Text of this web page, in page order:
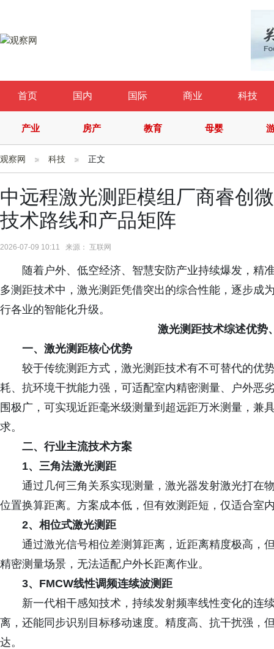
首页 国内 国际 商业 科技
产业 房产 教育 母婴
观察网 科技 正文
中远程激光测距模组厂商睿创
技术路线和产品矩阵
2026-07-09 10:11 来源： 互联网
随着户外、低空经济、智慧安防产业持续爆发，精
多测距技术中，激光测距凭借突出的综合性能，逐步成
行各业的智能化升级。
激光测距技术综述优势
一、 激光测距核心优势
较于传统测距方式，激光测距技术有不可替代的优
耗、抗环境干扰能力强，可适配室内精密测量、户外恶
围极广，可实现近距毫米级测量到超远距万米测量，兼
求。
二、行业主流技术方案
1、三角法激光测距
通过几何三角关系实现测量，激光器发射激光打在
位置换算距离。方案成本低，但有效测距短，仅适合室
2、相位式激光测距
通过激光信号相位差测算距离，近距离精度极高，
精密测量场景，无法适配户外长距离作业。
3、FMCW线性调频连续波测距
新一代相干感知技术，持续发射频率线性变化的连
离，还能同步识别目标移动速度。精度高、抗干扰强，
达。